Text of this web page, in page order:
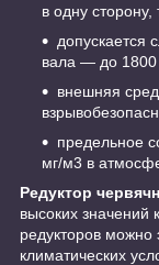
в одну
допускается
вала — до 1800
внешняя
предельное
мг/м3 в
Редуктор
высоких
редукторов можно
климатических